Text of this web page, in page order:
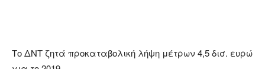
Το ΔΝΤ ζητά προκαταβολική λήψη μέτρων 4,5 δισ. ευρώ